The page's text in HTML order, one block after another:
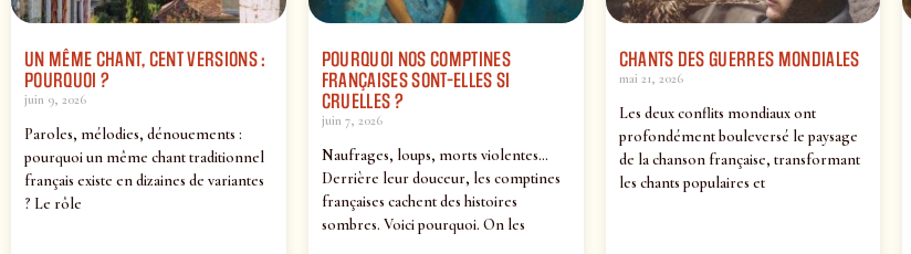
UN MÊME CHANT, CENT VERSIONS :
POURQUOI ?
juin 9, 2026
Paroles, mélodies, dénouements :
pourquoi un même chant traditionnel
français existe en dizaines de variantes
? Le rôle
POURQUOI NOS COMPTINES
FRANÇAISES SONT-ELLES SI
CRUELLES ?
juin 7, 2026
Naufrages, loups, morts violentes…
Derrière leur douceur, les comptines
françaises cachent des histoires
sombres. Voici pourquoi. On les
CHANTS DES GUERRES MONDIALES
mai 21, 2026
Les deux conflits mondiaux ont
profondément bouleversé le paysage
de la chanson française, transformant
les chants populaires et